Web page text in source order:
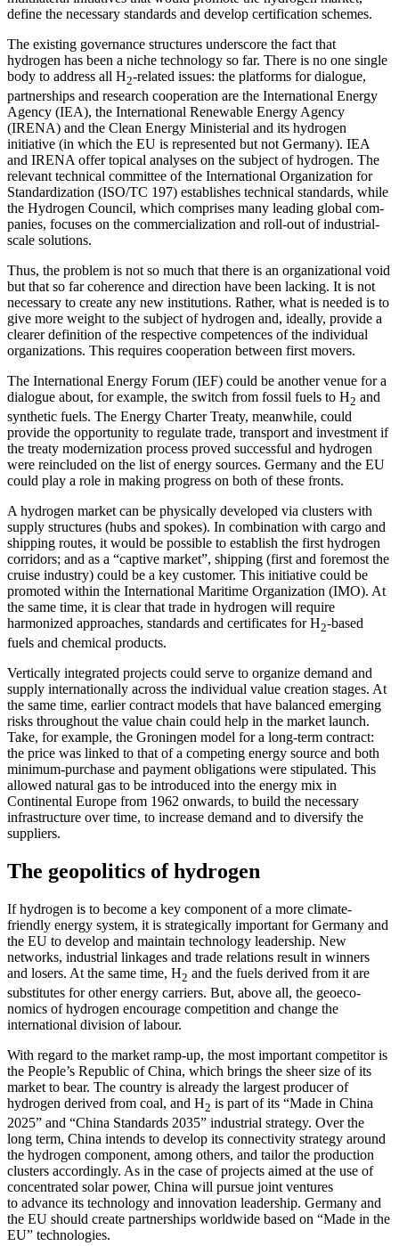
define the necessary standards and develop certifica­tion schemes.
The existing governance structures under­score the fact that
hydrogen has been a niche technology so far. There is no one single
body to address all H2-related issues: the platforms for dialogue,
partnerships and research cooperation are the Internation­al Energy
Agency (IEA), the International Renew­able Energy Agency
(IRENA) and the Clean Energy Ministerial and its hydrogen
initiative (in which the EU is represented but not Germany). IEA
and IRENA offer topical analyses on the subject of hydrogen. The
relevant technical committee of the International Organization for
Standardi­zation (ISO/TC 197) establishes technical stand­ards, while
the Hydrogen Council, which comprises many leading global com­
panies, focuses on the commercialization and roll-out of industrial-
scale solutions.
Thus, the problem is not so much that there is an organizational void
but that so far coherence and direction have been lacking. It is not
necessary to create any new institutions. Rather, what is needed is to
give more weight to the subject of hydro­gen and, ideally, provide a
clearer definition of the respective competences of the individual
organizations. This requires co­operation between first movers.
The International Energy Forum (IEF) could be another venue for a
dialogue about, for example, the switch from fossil fuels to H2 and
synthetic fuels. The Energy Charter Treaty, meanwhile, could
provide the opportunity to regulate trade, transport and investment if
the treaty modernization process proved successful and hydrogen
were reincluded on the list of energy sources. Ger­many and the EU
could play a role in mak­ing progress on both of these fronts.
A hydrogen market can be physically de­veloped via clusters with
supply structures (hubs and spokes). In combination with cargo and
shipping routes, it would be pos­sible to establish the first hydrogen
corri­dors; and as a “captive market”, shipping (first and foremost the
cruise industry) could be a key customer. This initiative could be
promoted within the International Mari­time Organization (IMO). At
the same time, it is clear that trade in hydrogen will re­quire
harmonized approaches, standards and certificates for H2-based
fuels and chemical products.
Vertically integrated projects could serve to organize demand and
supply internation­ally across the individual value creation stages. At
the same time, earlier contract models that have balanced emerging
risks throughout the value chain could help in the market launch.
Take, for example, the Groningen model for a long-term contract:
the price was linked to that of a competing energy source and both
minimum-purchase and payment obligations were stipulated. This
allowed natural gas to be introduced into the energy mix in
Continental Europe from 1962 onwards, to build the necessary
infrastructure over time, to increase de­mand and to diversify the
suppliers.
The geopolitics of hydrogen
If hydrogen is to become a key component of a more climate-
friendly energy system, it is strategically important for Germany and
the EU to develop and maintain technology leadership. New
networks, industrial link­ages and trade relations result in winners
and losers. At the same time, H2 and the fuels derived from it are
substitutes for otherenergy carriers. But, above all, the geoeco­
nomics of hydrogen encourage competition and change the
international division of labour.
With regard to the market ramp-up, the most important competitor is
the People’s Republic of China, which brings the sheer size of its
market to bear. The country is already the largest producer of
hydrogen derived from coal, and H2 is part of its “Made in China
2025” and “China Standards 2035” industrial strategy. Over the
long term, China intends to develop its connec­tivity strategy around
the hydrogen com­ponent, among others, and tailor the pro­duction
clusters accordingly. As in the case of proj­ects aimed at the use of
concentrated solar power, China will pursue joint ven­tures
to advance its technology and innova­tion leadership. Germany and
the EU should create partnerships worldwide based on “Made in the
EU” technologies.